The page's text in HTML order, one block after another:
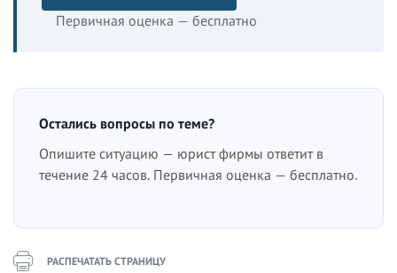
Первичная оценка — бесплатно
Остались вопросы по теме?
Опишите ситуацию — юрист фирмы ответит в
течение 24 часов. Первичная оценка — бесплатно.
РАСПЕЧАТАТЬ СТРАНИЦУ